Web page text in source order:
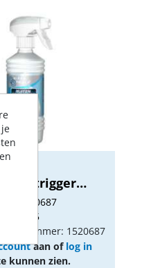
trigger
1520687
nummer: 1520687
aan of log in
kunnen zien.